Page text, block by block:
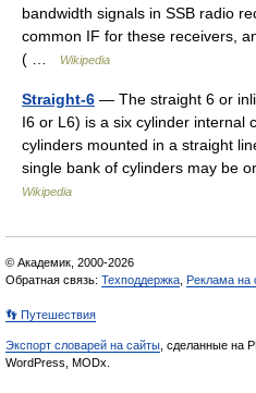
bandwidth signals in SSB radio
common IF for these receivers,
( …
Wikipedia
Straight-6 — The straight 6 or
I6 or L6) is a six cylinder internal
cylinders mounted in a straight
single bank of cylinders may be
Wikipedia
© Академик, 2000-2026
Обратная связь: Техподдержка Реклама на
👣 Путешествия
Экспорт словарей на сайты , сделанные на
WordPress, MODx.